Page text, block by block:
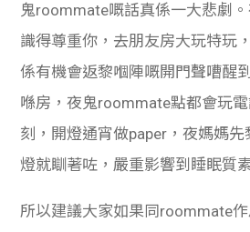
鬼roommate嘅話真係一大悲劇
識得尊重你，去朋友房大玩特玩
係有機會返黎嗰陣嘅開門聲嘈醒
喺房，夜鬼roommate點都會玩
刻，開燈通宵做paper，夜媽媽
燈就瞓著咗，嚴重影響到睡眠質
所以建議大家如果同roommate